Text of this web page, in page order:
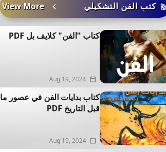
كتب الفن التشكيلي View More
كتاب "الفن" كلايف بل PDF
Aug 19, 2024
كتاب بدايات الفن في عصور ما
قبل التاريخ PDF
Aug 19, 2024